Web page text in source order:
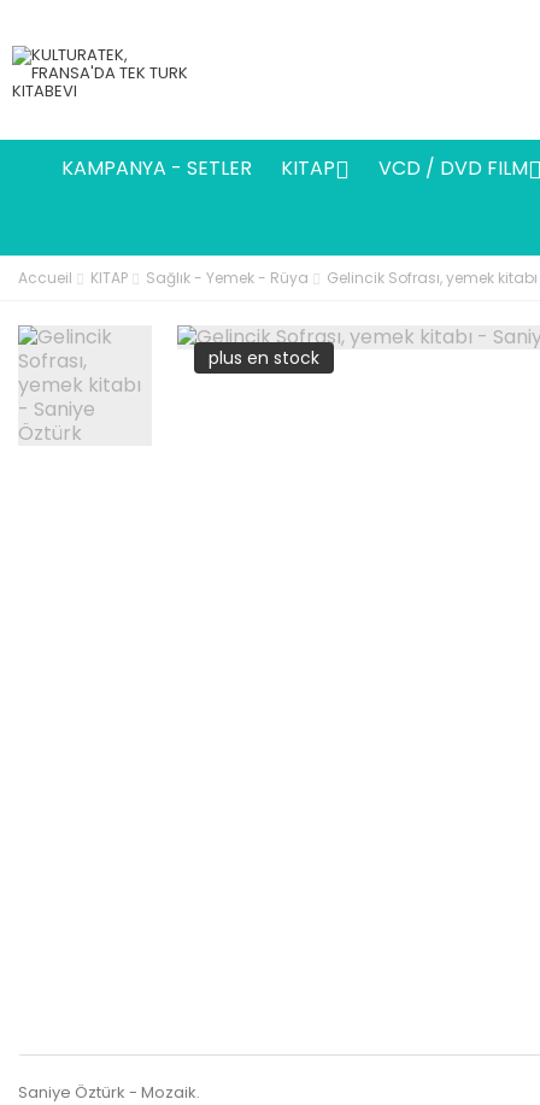
KAMPANYA - SETLER KITAP VCD / DVD FILM
Accueil KITAP Sağlık - Yemek - Rüya Gelincik Sofrası, yemek
plus en stock
Saniye Öztürk - Mozaik.